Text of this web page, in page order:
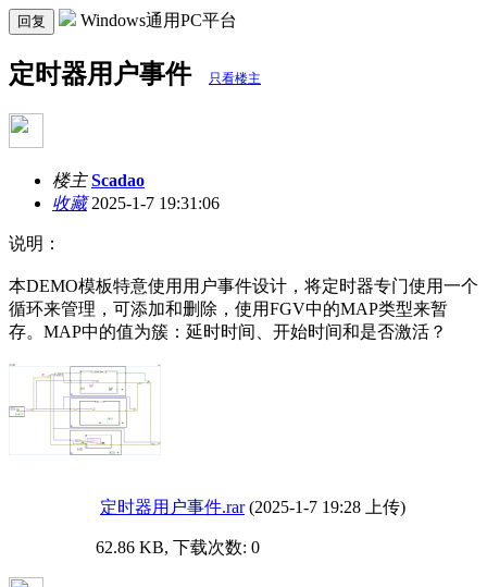
回复 Windows通用PC平台
定时器用户事件 只看楼主
楼主 Scadao
收藏2025-1-7 19:31:06
说明：
本DEMO模板特意使用用户事件设计，将定时器专门使用一个
循环来管理，可添加和删除，使用FGV中的MAP类型来暂
存。MAP中的值为簇：延时时间、开始时间和是否激活？
定时器用户事件.rar (2025-1-7 19:28 上传)
62.86 KB, 下载次数: 0